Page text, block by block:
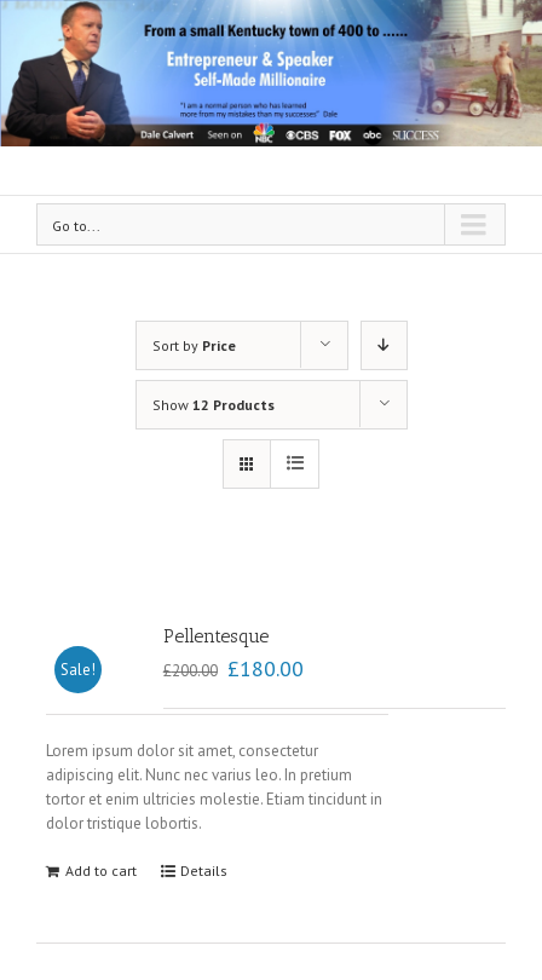
Go to...
Sort by Price
Show 12 Products
Sale!
Pellentesque
£200.00 £180.00
Lorem ipsum dolor sit amet, consectetur
adipiscing elit. Nunc nec varius leo. In pretium
tortor et enim ultricies molestie. Etiam tincidunt in
dolor tristique lobortis.
Add to cart Details